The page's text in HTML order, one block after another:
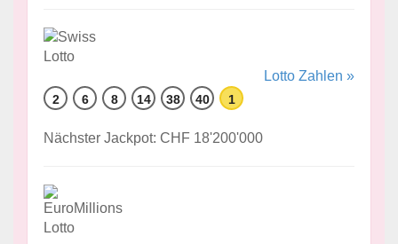
Lotto Zahlen »
2 6 8 14 38 40 1
Nächster Jackpot: CHF 18'200'000